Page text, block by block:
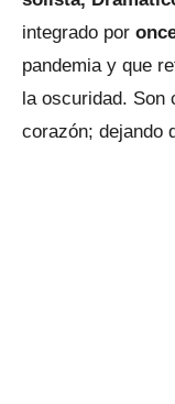
integrado por
pandemia y que
la oscuridad. Son
corazón; dejando